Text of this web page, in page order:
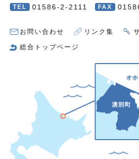
TEL 01586-2-2111 FAX
お問い合わせ リンク集
総合トップページ